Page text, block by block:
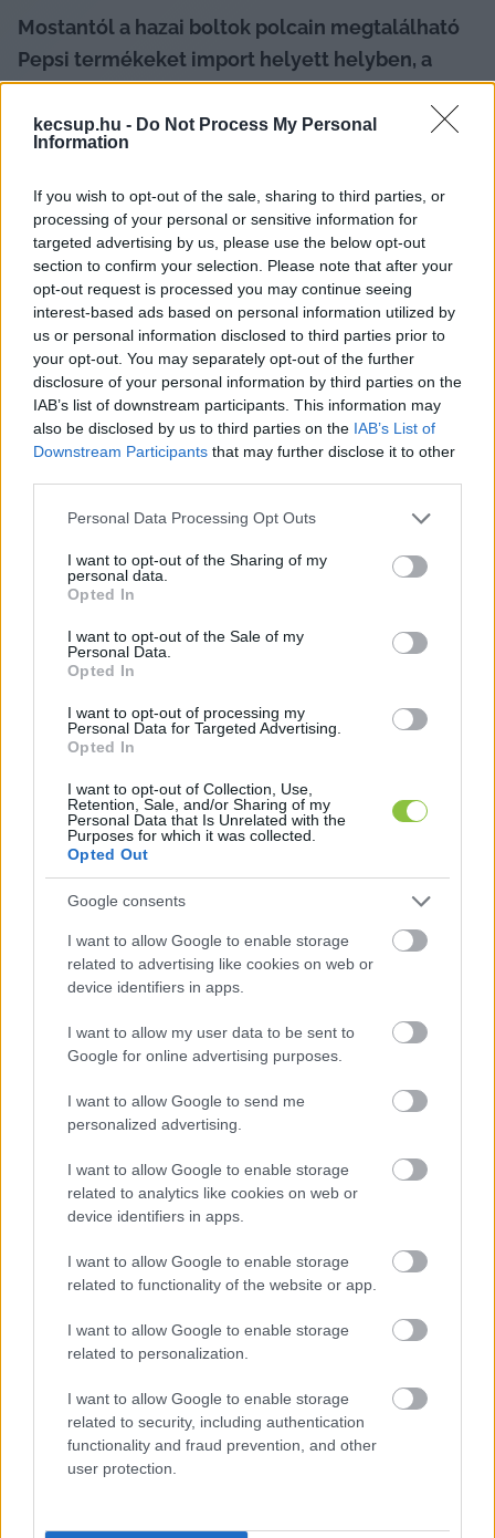
kecsup.hu - Do Not Process My Personal
Information
If you wish to opt-out of the sale, sharing to third parties, or
processing of your personal or sensitive information for
targeted advertising by us, please use the below opt-out
section to confirm your selection. Please note that after your
opt-out request is processed you may continue seeing
interest-based ads based on personal information utilized by
us or personal information disclosed to third parties prior to
your opt-out. You may separately opt-out of the further
disclosure of your personal information by third parties on the
IAB’s list of downstream participants. This information may
also be disclosed by us to third parties on the IAB’s List of
Downstream Participants that may further disclose it to other
Please note that this website/app uses one or more Google
not limited to your visit or usage behaviour. You may click to
grant or deny consent to Google and its third-party tags to
use your data for below specified purposes in below Google
consent section.
Personal Data Processing Opt Outs
I want to opt-out of the Sharing of my
personal data.
Opted In
I want to opt-out of the Sale of my
Personal Data.
Opted In
I want to opt-out of processing my
Personal Data for Targeted Advertising.
Opted In
I want to opt-out of Collection, Use,
Retention, Sale, and/or Sharing of my
Personal Data that Is Unrelated with the
Purposes for which it was collected.
Opted Out
Google consents
I want to allow Google to enable storage
related to advertising like cookies on web or
device identifiers in apps.
I want to allow my user data to be sent to
Google for online advertising purposes.
I want to allow Google to send me
personalized advertising.
I want to allow Google to enable storage
related to analytics like cookies on web or
device identifiers in apps.
I want to allow Google to enable storage
related to functionality of the website or app.
I want to allow Google to enable storage
related to personalization.
I want to allow Google to enable storage
related to security, including authentication
functionality and fraud prevention, and other
user protection.
Mostantól a hazai boltok polcain megtalálható
Pepsi termékeket import helyett helyben, a
Szentkirályi gyárában fogják gyártani –
jelentette be kedden Szijjártó Péter
külgazdasági és külügyminiszter. Az állam 3,8
milliárd forint támogatással járult hozzá a
nagyjából 11 milliárd forint értékű fejlesztési
programhoz. Az nem derült ki, ez hány
munkahelyet teremt.
Telex az MTI beszámolóját idézi, eszerint a
miniszter kedden a Szentkirályi Magyarország
Kft. gyáravató ünnepségén vett részt. Elmondta,
a 2021-ben indult beruházásnak köszönhetően
jelentősen bővült a vállalat palackozó
„(…) innentől kezdve a Magyarországon
elfogyasztott Pepsi termékeket nem valahonnan
külföldről kell importálni, hanem a hazai boltok
gyártani a Szentkirályi gyárában. Import helyett
tehát gyakorlatilag saját termelés”
Szijjártó. A külügyminiszter Facebook-oldalán
megosztott fotókból kiderült, hogy az
eseményen Dobó Kata
Ő volt az ikonikus 1998-as reklámfilm arca,
akkoriban tört be a Miniszter félrelép című
filmmel, amelyet Koltai Róbert
producere (akivel aztán sokáig együtt is élt). A
reklámban Dobó Kata egy esős éjszakán azzal
csöngetett be az akkor népszerű sorozatból, a
Família Kft.-ből ismert Spáh Dávidhoz